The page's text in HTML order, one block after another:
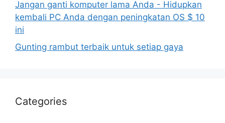
Jangan ganti komputer lama Anda - Hidupkan
kembali PC Anda dengan peningkatan OS $ 10
ini
Gunting rambut terbaik untuk setiap gaya
Categories